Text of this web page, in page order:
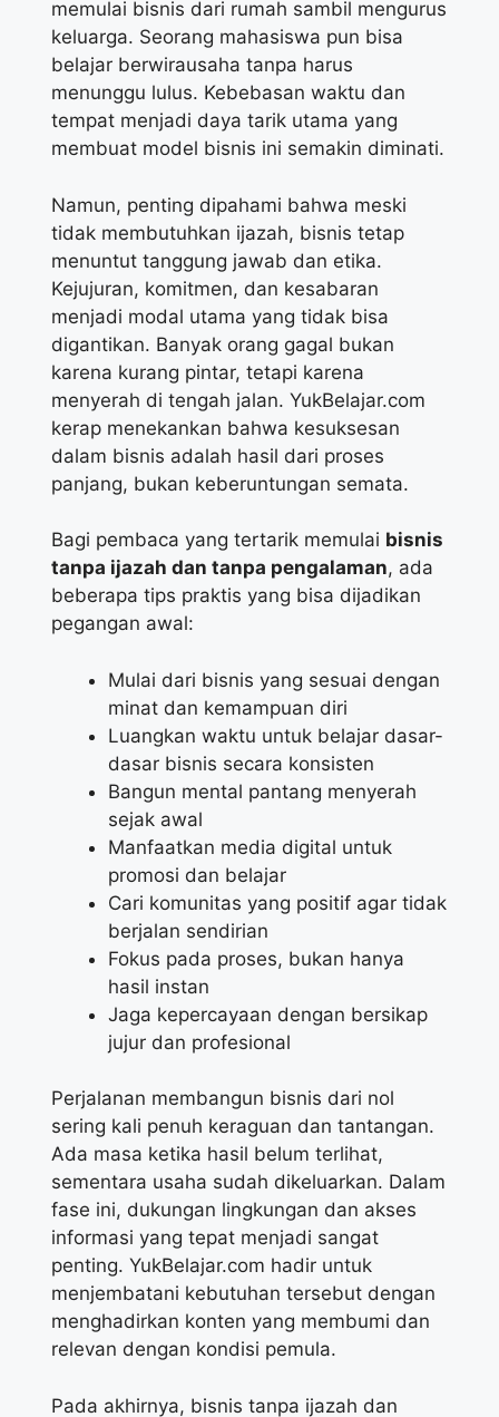
memulai bisnis dari rumah sambil mengurus
keluarga. Seorang mahasiswa pun bisa
belajar berwirausaha tanpa harus
menunggu lulus. Kebebasan waktu dan
tempat menjadi daya tarik utama yang
membuat model bisnis ini semakin diminati.
Namun, penting dipahami bahwa meski
tidak membutuhkan ijazah, bisnis tetap
menuntut tanggung jawab dan etika.
Kejujuran, komitmen, dan kesabaran
menjadi modal utama yang tidak bisa
digantikan. Banyak orang gagal bukan
karena kurang pintar, tetapi karena
menyerah di tengah jalan. YukBelajar.com
kerap menekankan bahwa kesuksesan
dalam bisnis adalah hasil dari proses
panjang, bukan keberuntungan semata.
Bagi pembaca yang tertarik memulai bisnis
tanpa ijazah dan tanpa pengalaman, ada
beberapa tips praktis yang bisa dijadikan
pegangan awal:
Mulai dari bisnis yang sesuai dengan
minat dan kemampuan diri
Luangkan waktu untuk belajar dasar-
dasar bisnis secara konsisten
Bangun mental pantang menyerah
sejak awal
Manfaatkan media digital untuk
promosi dan belajar
Cari komunitas yang positif agar tidak
berjalan sendirian
Fokus pada proses, bukan hanya
hasil instan
Jaga kepercayaan dengan bersikap
jujur dan profesional
Perjalanan membangun bisnis dari nol
sering kali penuh keraguan dan tantangan.
Ada masa ketika hasil belum terlihat,
sementara usaha sudah dikeluarkan. Dalam
fase ini, dukungan lingkungan dan akses
informasi yang tepat menjadi sangat
penting. YukBelajar.com hadir untuk
menjembatani kebutuhan tersebut dengan
menghadirkan konten yang membumi dan
relevan dengan kondisi pemula.
Pada akhirnya, bisnis tanpa ijazah dan